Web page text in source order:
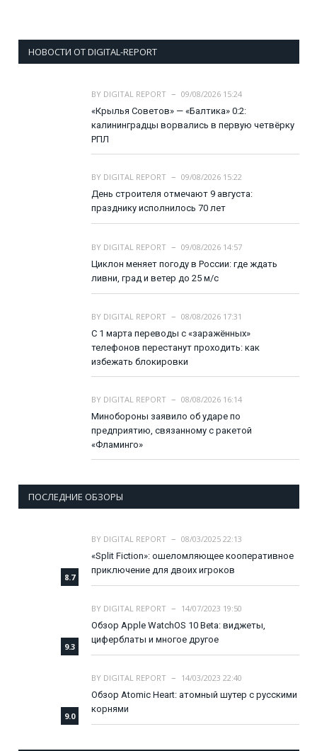
НОВОСТИ ОТ DIGITAL-REPORT
BY DIGITAL REPORT
09/08/2026 15:24
«Крылья Советов» — «Балтика» 0:2:
калининградцы ворвались в первую четвёрку
РПЛ
BY DIGITAL REPORT
09/08/2026 15:22
День строителя отмечают 9 августа:
празднику исполнилось 70 лет
BY DIGITAL REPORT
09/08/2026 14:57
Циклон меняет погоду в России: где ждать
ливни, град и ветер до 25 м/с
BY DIGITAL REPORT
08/08/2026 17:31
С 1 марта переводы с «заражённых»
телефонов перестанут проходить: как
избежать блокировки
BY DIGITAL REPORT
08/08/2026 16:14
Минобороны заявило об ударе по
предприятию, связанному с ракетой
«Фламинго»
ПОСЛЕДНИЕ ОБЗОРЫ
8.7
BY DIGITAL REPORT
08/03/2025 22:13
«Split Fiction»: ошеломляющее кооперативное
приключение для двоих игроков
9.3
BY DIGITAL REPORT
14/07/2023 19:50
Обзор Apple WatchOS 10 Beta: виджеты,
циферблаты и многое другое
9.0
BY DIGITAL REPORT
14/03/2023 22:40
Обзор Atomic Heart: атомный шутер с русскими
корнями